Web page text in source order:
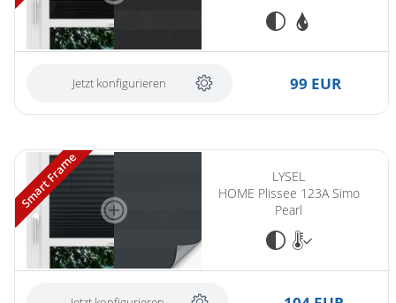
Jetzt konfigurieren 99 EUR
Smart Frame
LYSEL
HOME Plissee 123A Simo
Pearl